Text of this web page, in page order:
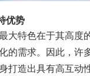
优势
大特色在于其高度
的需求。因此，许
打造出具有高互动